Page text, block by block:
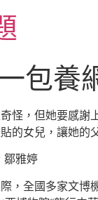
包養
，但她要感謝
的女兒，讓她的
雅婷
全國多家文博